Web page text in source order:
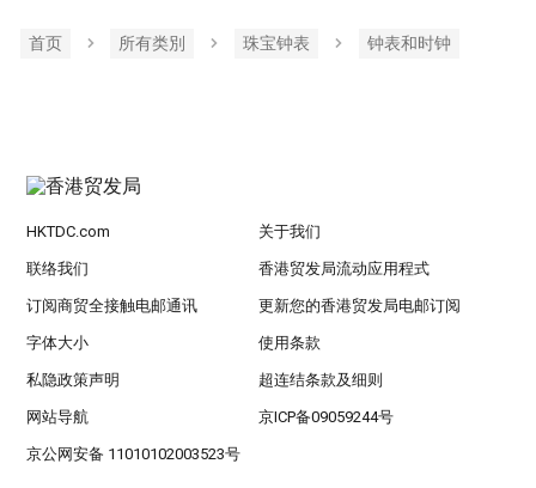
首页 所有类別 珠宝钟表 钟表和时钟
HKTDC.com 关于我们
联络我们 香港贸发局流动应用程式
订阅商贸全接触电邮通讯 更新您的香港贸发局电邮订阅
字体大小 使用条款
私隐政策声明 超连结条款及细则
网站导航 京ICP备09059244号
京公网安备 11010102003523号